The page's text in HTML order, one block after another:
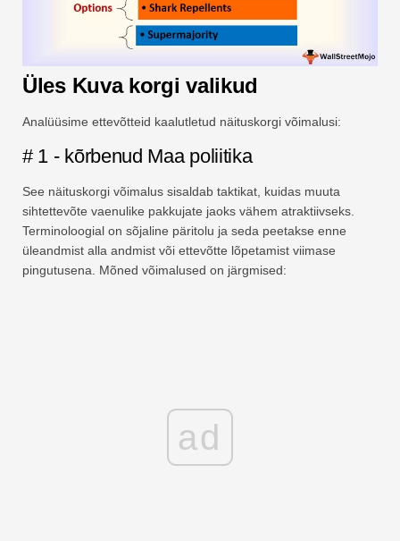
Üles Kuva korgi valikud
Analüüsime ettevõtteid kaalutletud näituskorgi võimalusi:
# 1 - kõrbenud Maa poliitika
See näituskorgi võimalus sisaldab taktikat, kuidas muuta
sihtettevõte vaenulike pakkujate jaoks vähem atraktiivseks.
Terminoloogial on sõjaline päritolu ja seda peetakse enne
üleandmist alla andmist või ettevõtte lõpetamist viimase
pingutusena. Mõned võimalused on järgmised:
ad